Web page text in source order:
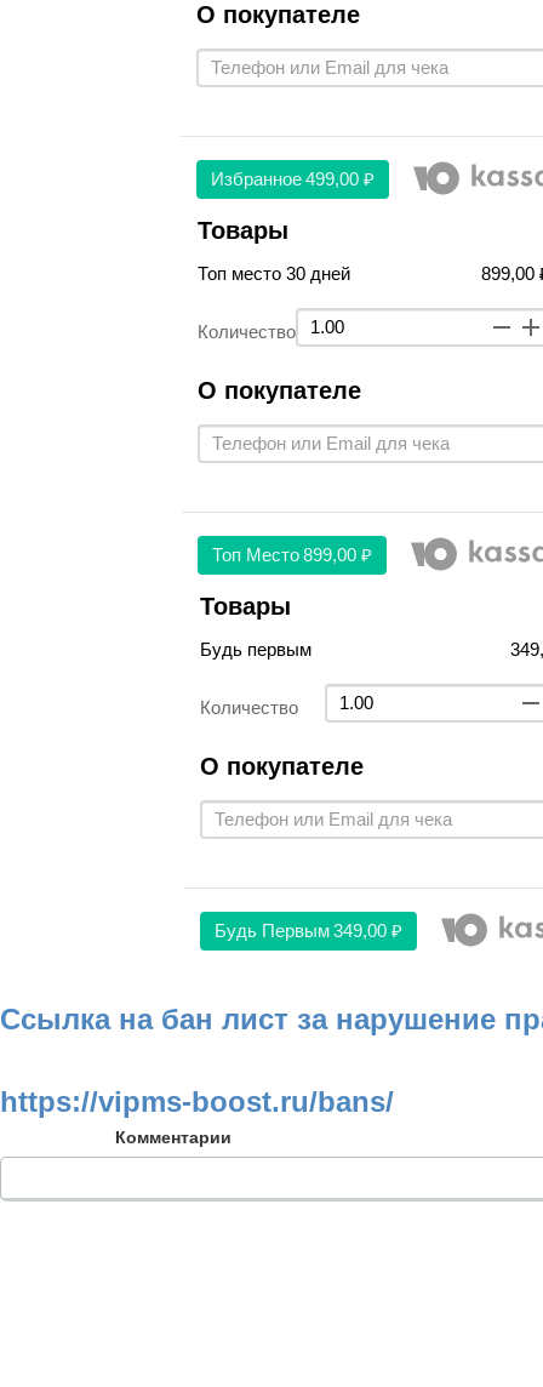
О покупателе
Избранное 499,00 ₽
Товары
Топ место 30 дней 899,00
Количество
О покупателе
Топ Место 899,00 ₽
Товары
Будь первым
Количество
О покупателе
Будь Первым349,00 ₽
Ссылка на бан лист за нарушение
https://vipms-boost.ru/bans/
Комментарии